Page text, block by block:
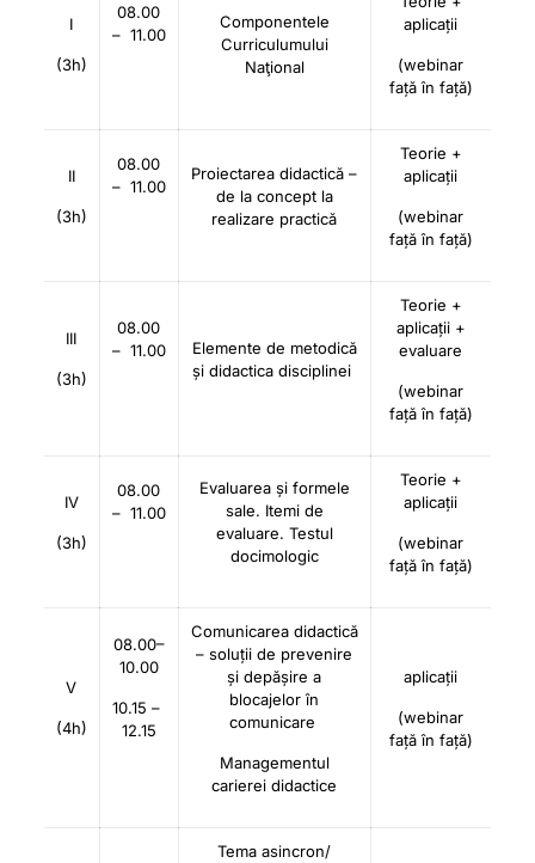
I
(3h)
08.00
– 11.00
Componentele
Curriculumului
Naţional
aplicații
(webinar
față în față)
II
(3h)
08.00
– 11.00
Proiectarea didactică –
de la concept la
realizare practică
Teorie +
aplicații
(webinar
față în față)
III
(3h)
08.00
– 11.00
Elemente de metodică
și didactica disciplinei
Teorie +
aplicații +
evaluare
(webinar
față în față)
IV
(3h)
08.00
– 11.00
Evaluarea și formele
sale. Itemi de
evaluare. Testul
docimologic
Teorie +
aplicații
(webinar
față în față)
V
(4h)
08.00–
10.00
10.15 –
12.15
Comunicarea didactică
– soluții de prevenire
și depășire a
blocajelor în
comunicare
Managementul
carierei didactice
aplicații
(webinar
față în față)
Tema asincron/